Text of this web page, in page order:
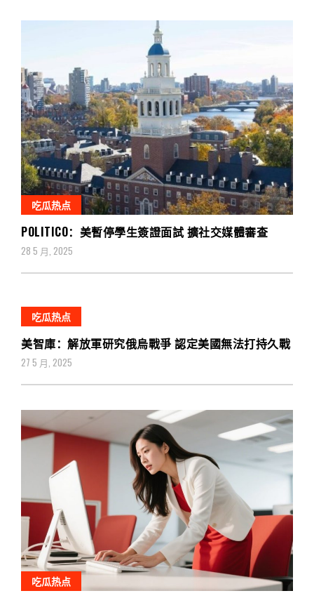
吃瓜热点
POLITICO：美暫停學生簽證面試 擴社交媒體審查
28 5 月, 2025
吃瓜热点
美智庫：解放軍研究俄烏戰爭 認定美國無法打持久戰
27 5 月, 2025
吃瓜热点